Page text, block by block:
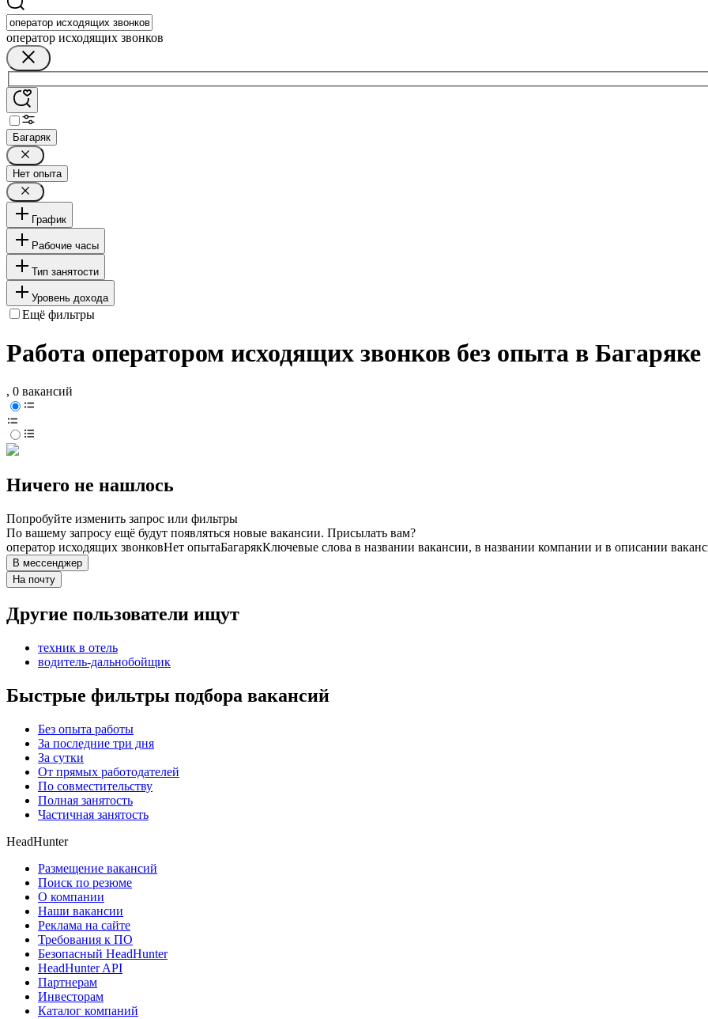
оператор исходящих звонков
Багаряк
Нет опыта
График
Рабочие часы
Тип занятости
Уровень дохода
Ещё фильтры
Работа оператором исходящих звонков без опыта в Багаряке
, 0 вакансий
Ничего не нашлось
Попробуйте изменить запрос или фильтры
По вашему запросу ещё будут появляться новые вакансии. Присылать вам?
оператор исходящих звонковНет опытаБагарякКлючевые слова в названии вакансии, в названии компании и в описании
В мессенджер
На почту
Другие пользователи ищут
техник в отель
водитель-дальнобойщик
Быстрые фильтры подбора вакансий
Без опыта работы
За последние три дня
За сутки
От прямых работодателей
По совместительству
Полная занятость
Частичная занятость
HeadHunter
Размещение вакансий
Поиск по резюме
О компании
Наши вакансии
Реклама на сайте
Требования к ПО
Безопасный HeadHunter
HeadHunter API
Партнерам
Инвесторам
Каталог компаний